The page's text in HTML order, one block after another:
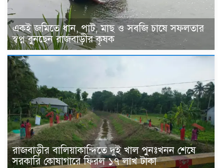
একই জমিতে ধান, পাট, মাছ ও সবজি চাষে সফলতার
স্বপ্ন বুনছেন রাজবাড়ীর কৃষক
রাজবাড়ীর বালিয়াকান্দিতে দুই খাল পুনঃখনন শেষে
সরকারি কোষাগারে ফিরল ১৭ লাখ টাকা